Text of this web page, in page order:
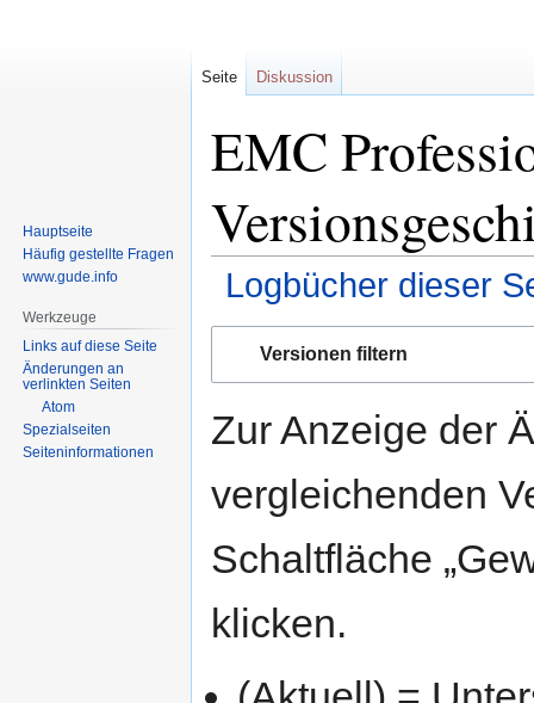
EMC
Logbücher dieser
NavigationVersionen filtern
Zur Anzeige der
vergleichenden
Schaltfläche
klicken.
Seite Diskussion
Hauptseite
Häufig gestellte Fragen
www.gude.info
Werkzeuge
Links auf diese Seite
Änderungen an
verlinkten Seiten
Atom
Spezialseiten
Seiten­informationen